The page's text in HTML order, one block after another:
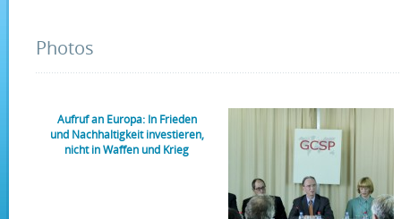
Photos
Aufruf an Europa: In Frieden
und Nachhaltigkeit investieren,
nicht in Waffen und Krieg